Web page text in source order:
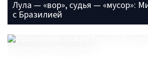
Лула — «вор», судья — «мусор»:
с Бразилией